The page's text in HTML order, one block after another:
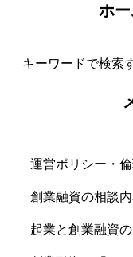
ホ
運営ポリシー・
創業融資の相談
起業と創業融資